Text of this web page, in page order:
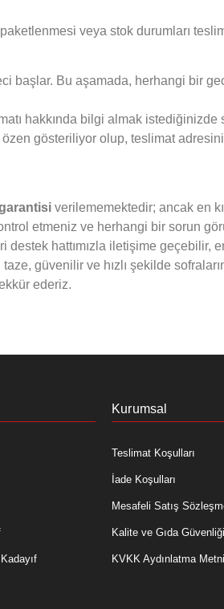
veya stok durumları
başlar. Bu aşamada, herhangi bir
hakkında bilgi almak istediğinizde
gösteriliyor olup, teslimat
verilememektedir; ancak en
etmeniz ve herhangi bir sorun
hattımızla iletişime geçebilir,
güvenilir ve hızlı şekilde
ederiz.
Kurumsal
Teslimat Koşulları
İade Koşulları
Mesafeli Satış
Kalite ve Gıda
KVKK Aydınlatma Metni